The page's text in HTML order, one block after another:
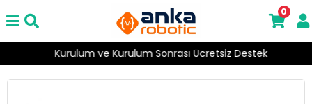
Kurulum ve Kurulum Sonrası Ücretsiz Destek
0